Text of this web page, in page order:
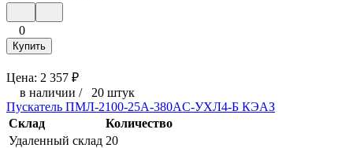
0
Купить
Цена: 2 357 ₽
в наличии / 20 штук
Пускатель ПМЛ-2100-25А-380AC-УХЛ4-Б КЭАЗ
Склад
Количество
Удаленный склад 20